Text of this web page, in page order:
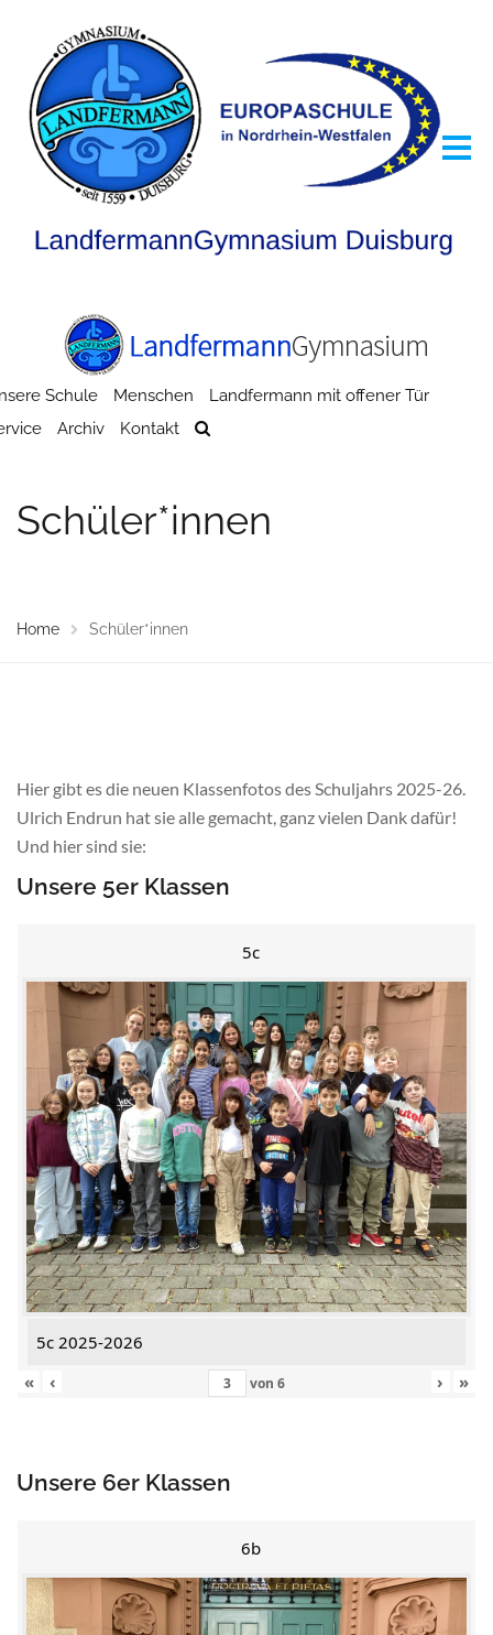
Schule Menschen
Landfermann mit offener Tür
Archiv Kontakt
Schüler*innen
Home Schüler*innen
Hier gibt es die neuen Klassenfotos des Schuljahrs 2025-26.
Ulrich Endrun hat sie alle gemacht, ganz vielen Dank dafür!
Und hier sind sie:
Unsere 5er Klassen
5c
5c 2025-2026
«
‹ von 6 › »
Unsere 6er Klassen
6b